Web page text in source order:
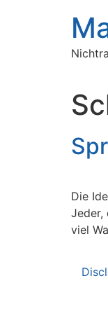
Die
Jeder,
viel